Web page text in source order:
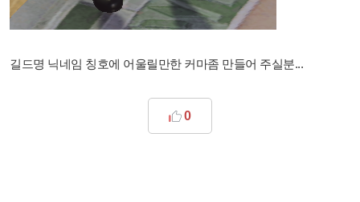
길드명 닉네임 칭호에 어울릴만한 커마좀 만들어 주실분...
0